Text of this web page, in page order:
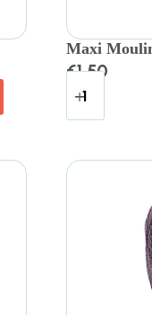
Maxi
€1.50